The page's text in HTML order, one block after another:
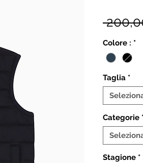
Colore : *
Taglia *
Categorie
Stagione *